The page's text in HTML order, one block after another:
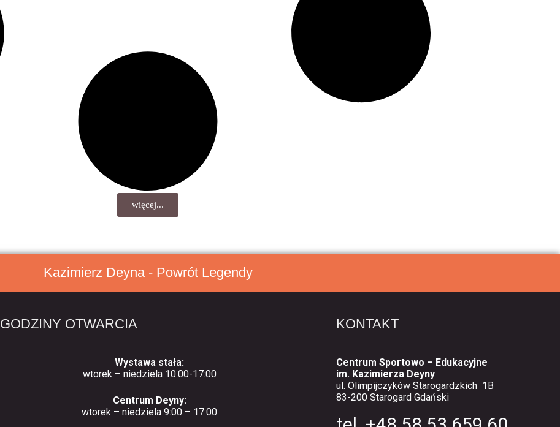
więcej...
Kazimierz Deyna - Powrót Legendy
GODZINY OTWARCIA
Wystawa stała:
wtorek – niedziela 10:00-17:00
Centrum Deyny:
wtorek – niedziela 9:00 – 17:00
KONTAKT
Centrum Sportowo – Edukacyjne
im. Kazimierza Deyny
ul. Olimpijczyków Starogardzkich 1B
83-200 Starogard Gdański